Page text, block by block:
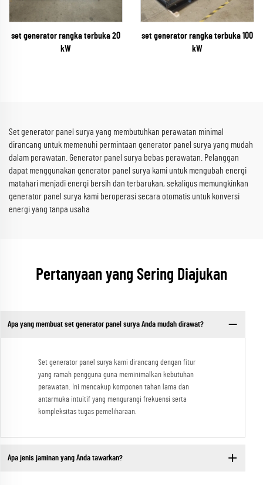
set generator rangka terbuka 20
kW
set generator rangka terbuka 100
kW
Set generator panel surya yang membutuhkan perawatan minimal
dirancang untuk memenuhi permintaan generator panel surya yang mudah
dalam perawatan. Generator panel surya bebas perawatan. Pelanggan
dapat menggunakan generator panel surya kami untuk mengubah energi
matahari menjadi energi bersih dan terbarukan, sekaligus memungkinkan
generator panel surya kami beroperasi secara otomatis untuk konversi
energi yang tanpa usaha
Pertanyaan yang Sering Diajukan
Apa yang membuat set generator panel surya Anda mudah dirawat?
Set generator panel surya kami dirancang dengan fitur
yang ramah pengguna guna meminimalkan kebutuhan
perawatan. Ini mencakup komponen tahan lama dan
antarmuka intuitif yang mengurangi frekuensi serta
kompleksitas tugas pemeliharaan.
Apa jenis jaminan yang Anda tawarkan?